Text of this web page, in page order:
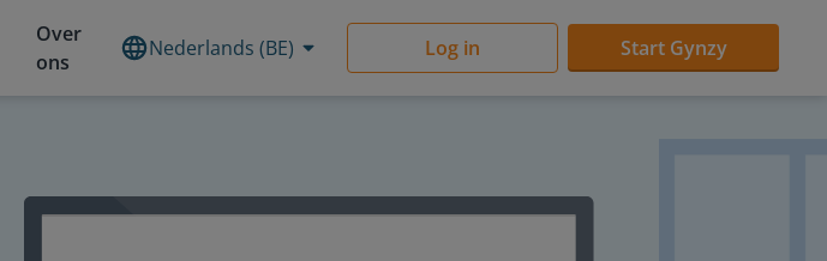
Over
ons
Nederlands (BE) Log in Start Gynzy